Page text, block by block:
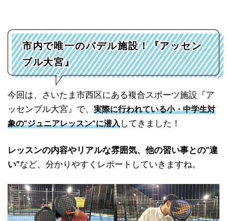
市内で唯一のパデル施設！『アッセン
ブル大宮』
今回は、さいたま市西区にある複合スポーツ施設『ア
ッセンブル大宮』で、 実際に行われている小・中学生対
象の“ジュニアレッスン”に潜入してきました！
レッスンの内容やリアルな雰囲気、他の習い事との“違
い”など、分かりやすくレポートしていきますね。